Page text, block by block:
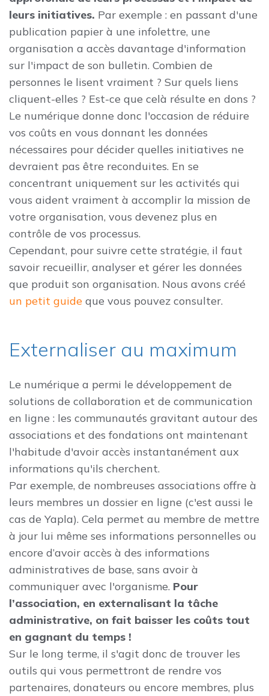
leurs initiatives. Par exemple : en passant d'une
publication papier à une infolettre, une
organisation a accès davantage d'information
sur l'impact de son bulletin. Combien de
personnes le lisent vraiment ? Sur quels liens
cliquent-elles ? Est-ce que celà résulte en dons ?
Le numérique donne donc l'occasion de réduire
vos coûts en vous donnant les données
nécessaires pour décider quelles initiatives ne
devraient pas être reconduites. En se
concentrant uniquement sur les activités qui
vous aident vraiment à accomplir la mission de
votre organisation, vous devenez plus en
contrôle de vos processus.
Cependant, pour suivre cette stratégie, il faut
savoir recueillir, analyser et gérer les données
que produit son organisation. Nous avons créé
un petit guide que vous pouvez consulter.
Externaliser au maximum
Le numérique a permi le développement de
solutions de collaboration et de communication
en ligne : les communautés gravitant autour des
associations et des fondations ont maintenant
l'habitude d'avoir accès instantanément aux
informations qu'ils cherchent.
Par exemple, de nombreuses associations offre à
leurs membres un dossier en ligne (c'est aussi le
cas de Yapla). Cela permet au membre de mettre
à jour lui même ses informations personnelles ou
encore d’avoir accès à des informations
administratives de base, sans avoir à
communiquer avec l'organisme. Pour
l’association, en externalisant la tâche
administrative, on fait baisser les coûts tout
en gagnant du temps !
Sur le long terme, il s'agit donc de trouver les
outils qui vous permettront de rendre vos
partenaires, donateurs ou encore membres, plus